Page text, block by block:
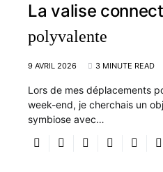
La valise
polyvalente
9 AVRIL 2026 3 MINUTE READ
Lors de mes déplacements
week-end, je cherchais un
symbiose avec…